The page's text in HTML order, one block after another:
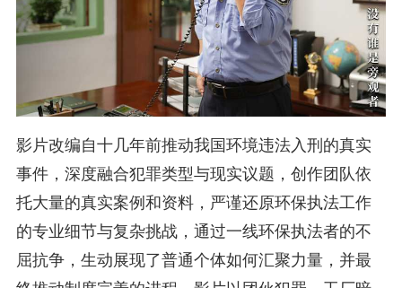
影片改编自十几年前推动我国环境违法入刑的真实
事件，深度融合犯罪类型与现实议题，创作团队依
托大量的真实案例和资料，严谨还原环保执法工作
的专业细节与复杂挑战，通过一线环保执法者的不
屈抗争，生动展现了普通个体如何汇聚力量，并最